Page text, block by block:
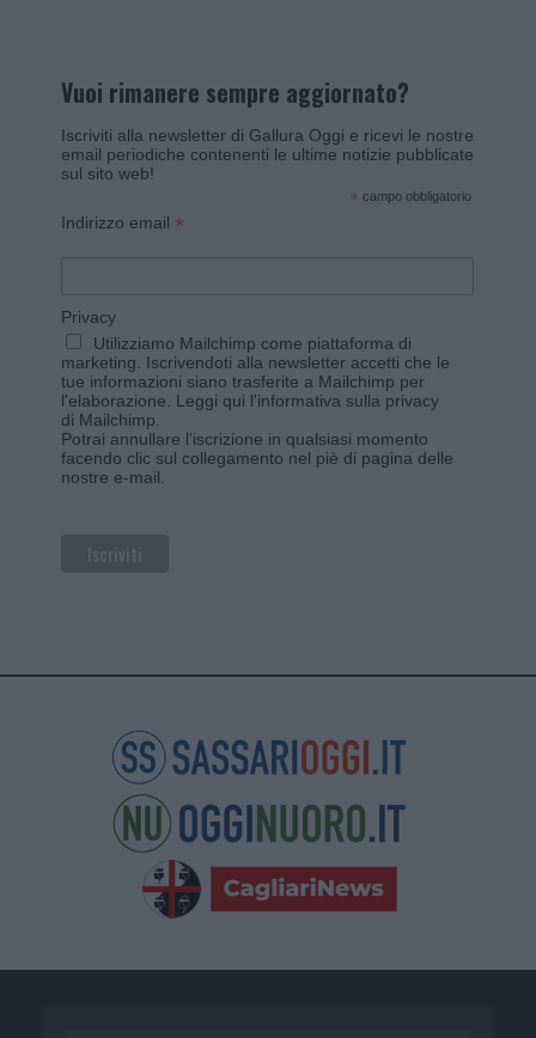
Vuoi rimanere sempre aggiornato?
Iscriviti alla newsletter di Gallura Oggi e ricevi le nostre
email periodiche contenenti le ultime notizie pubblicate
sul sito web!
* campo obbligatorio
Indirizzo email *
Privacy
Utilizziamo Mailchimp come piattaforma di
marketing. Iscrivendoti alla newsletter accetti che le
tue informazioni siano trasferite a Mailchimp per
l'elaborazione. Leggi qui l'informativa sulla privacy
di Mailchimp.
Potrai annullare l'iscrizione in qualsiasi momento
facendo clic sul collegamento nel piè di pagina delle
nostre e-mail.